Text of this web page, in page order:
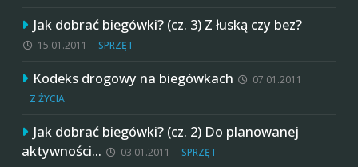
Jak dobrać biegówki? (cz. 3) Z łuską czy bez?
15.01.2011 SPRZĘT
Kodeks drogowy na biegówkach
07.01.2011
Z ŻYCIA
Jak dobrać biegówki? (cz. 2) Do planowanej
aktywności…
03.01.2011 SPRZĘT